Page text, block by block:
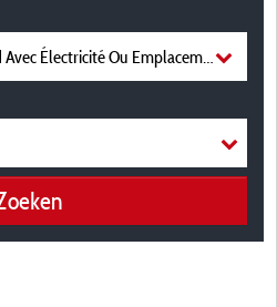
Électricité Ou Emplacement